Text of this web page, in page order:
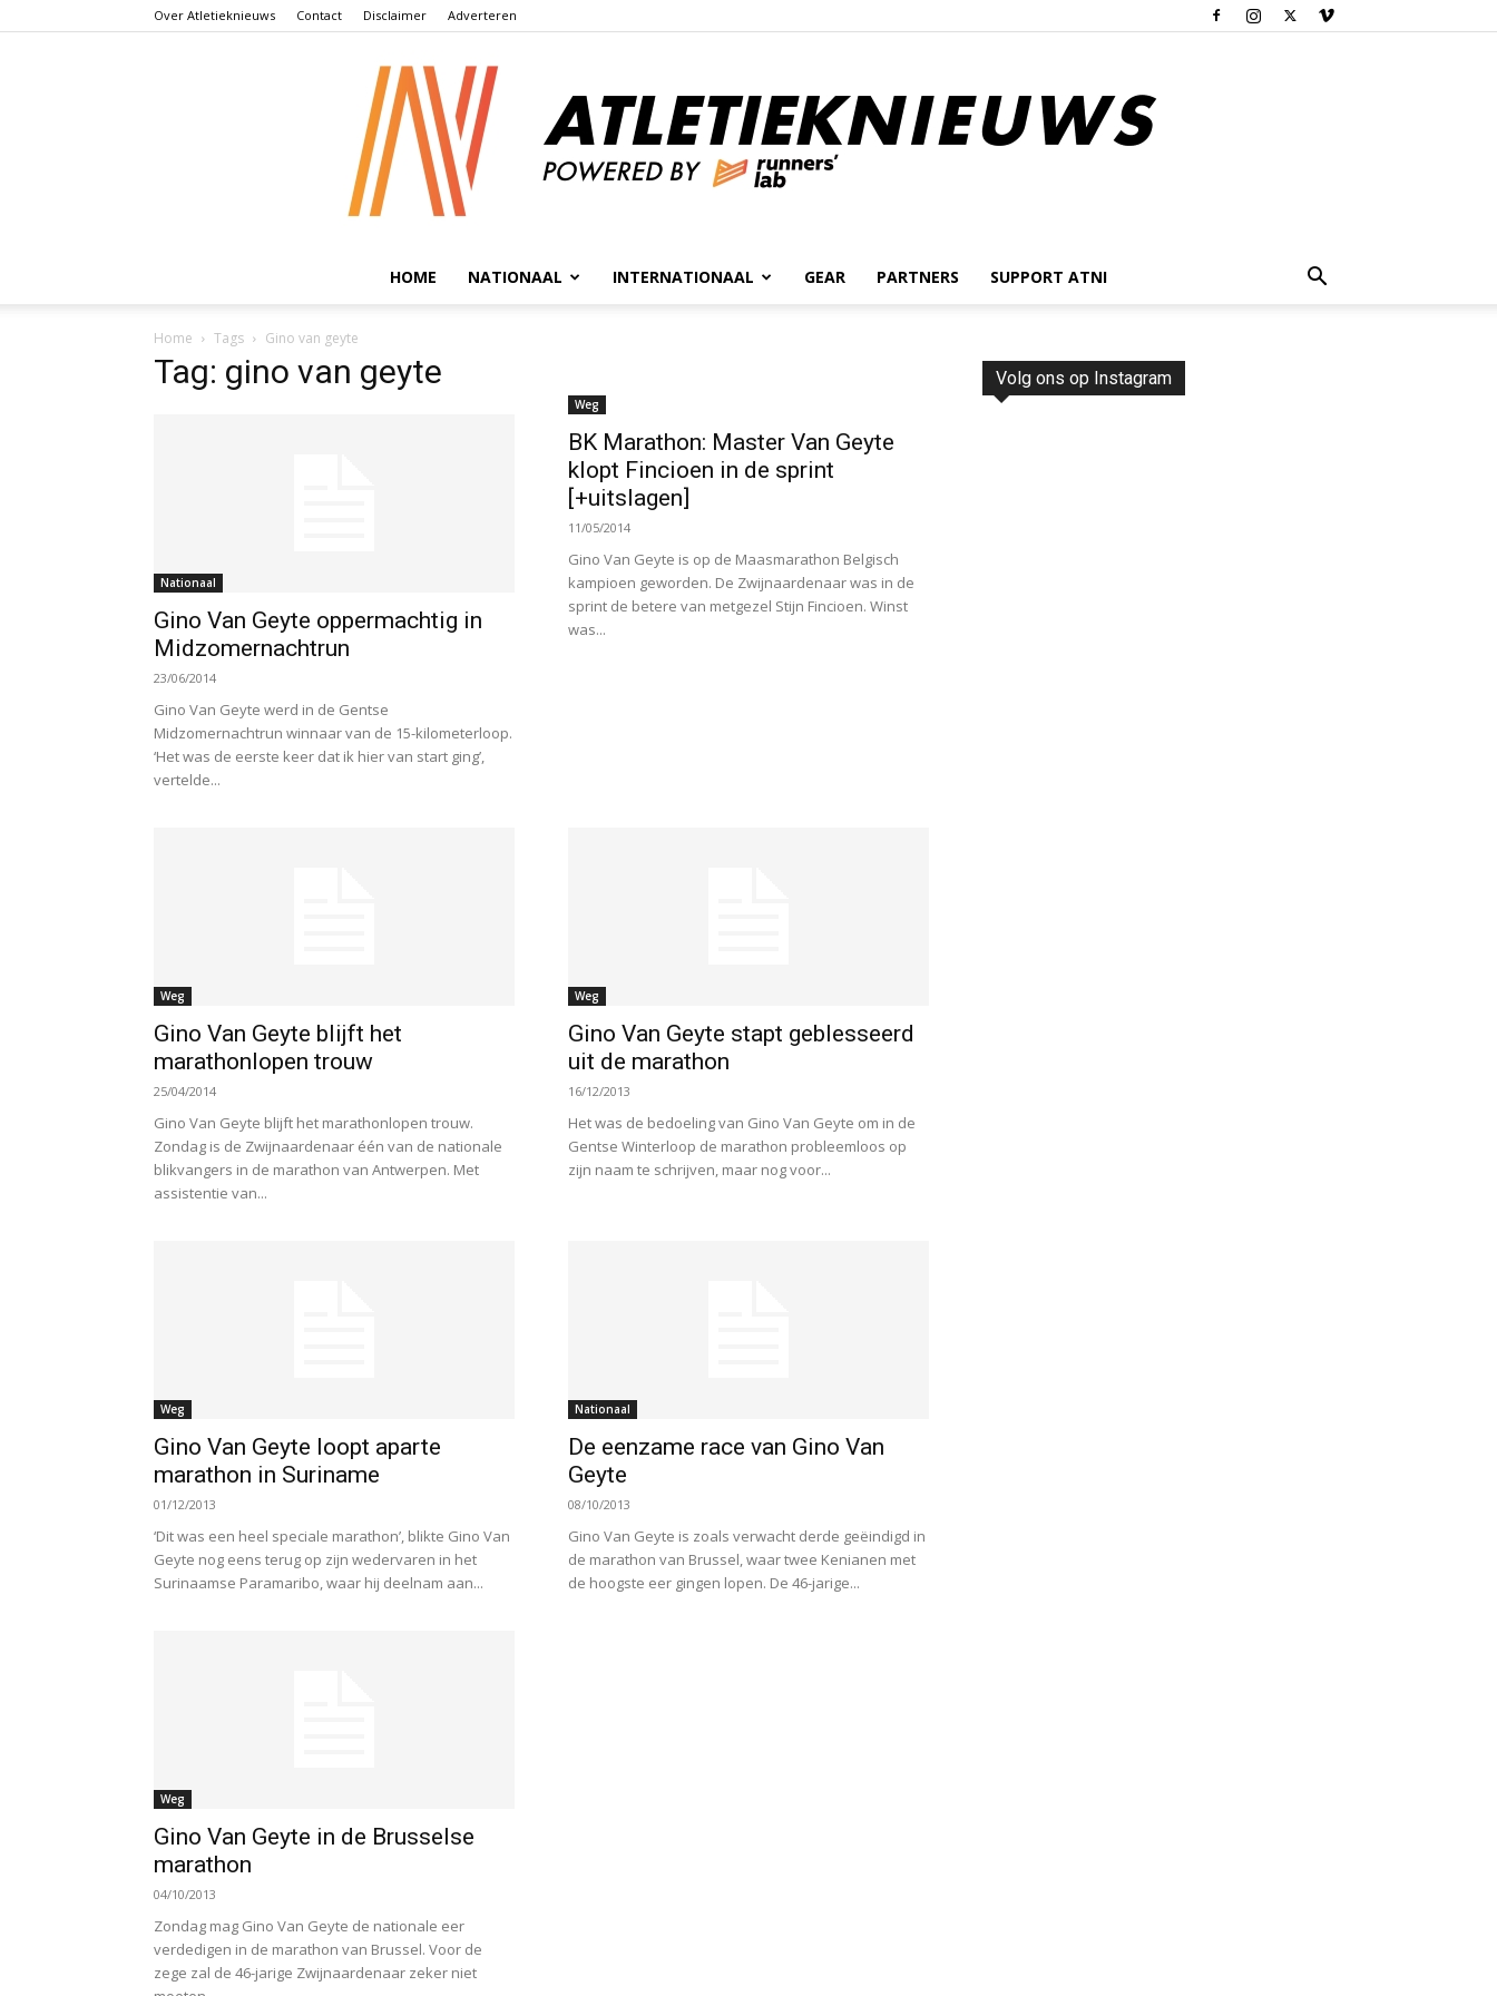
Over Atletieknieuws Contact Disclaimer Adverteren
HOME NATIONAAL INTERNATIONAAL GEAR PARTNERS SUPPORT ATNI
Home Tags Gino van geyte
Tag: gino van geyte
Nationaal
Gino Van Geyte oppermachtig in
Midzomernachtrun
23/06/2014
Gino Van Geyte werd in de Gentse
Midzomernachtrun winnaar van de 15-kilometerloop.
‘Het was de eerste keer dat ik hier van start ging’,
vertelde...
Weg
BK Marathon: Master Van Geyte
klopt Fincioen in de sprint
[+uitslagen]
11/05/2014
Gino Van Geyte is op de Maasmarathon Belgisch
kampioen geworden. De Zwijnaardenaar was in de
sprint de betere van metgezel Stijn Fincioen. Winst
was...
Weg
Gino Van Geyte blijft het
marathonlopen trouw
25/04/2014
Gino Van Geyte blijft het marathonlopen trouw.
Zondag is de Zwijnaardenaar één van de nationale
blikvangers in de marathon van Antwerpen. Met
assistentie van...
Weg
Gino Van Geyte stapt geblesseerd
uit de marathon
16/12/2013
Het was de bedoeling van Gino Van Geyte om in de
Gentse Winterloop de marathon probleemloos op
zijn naam te schrijven, maar nog voor...
Weg
Gino Van Geyte loopt aparte
marathon in Suriname
01/12/2013
‘Dit was een heel speciale marathon’, blikte Gino Van
Geyte nog eens terug op zijn wedervaren in het
Surinaamse Paramaribo, waar hij deelnam aan...
Nationaal
De eenzame race van Gino Van
Geyte
08/10/2013
Gino Van Geyte is zoals verwacht derde geëindigd in
de marathon van Brussel, waar twee Kenianen met
de hoogste eer gingen lopen. De 46-jarige...
Weg
Gino Van Geyte in de Brusselse
marathon
04/10/2013
Zondag mag Gino Van Geyte de nationale eer
verdedigen in de marathon van Brussel. Voor de
zege zal de 46-jarige Zwijnaardenaar zeker niet
Volg ons op Instagram